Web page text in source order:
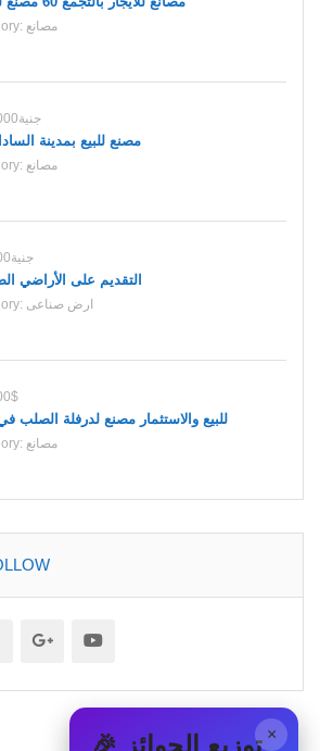
مصانع
1000000جنية
70 مصنع للبيع بمدينة
مصانع
000000جنية
التقديم على الأراضي
ارض صناعى
للبيع والاستثمار مصنع لدرفلة الصلب
مصانع
× 🎉 توزيع الجوائز